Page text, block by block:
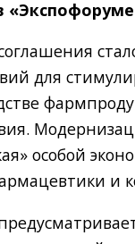
для
особой
и